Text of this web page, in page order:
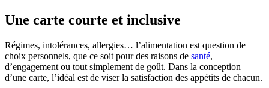
Une carte courte et inclusive
Régimes, intolérances, allergies… l’alimentation est question de
choix personnels, que ce soit pour des raisons de santé,
d’engagement ou tout simplement de goût. Dans la conception
d’une carte, l’idéal est de viser la satisfaction des appétits de chacun.